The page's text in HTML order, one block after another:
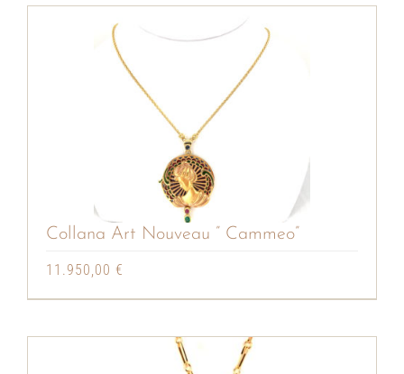
Collana Art Nouveau ” Cammeo”
11.950,00 €